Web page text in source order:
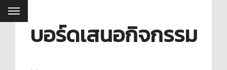
บอร์ดเสนอกิจกรรม